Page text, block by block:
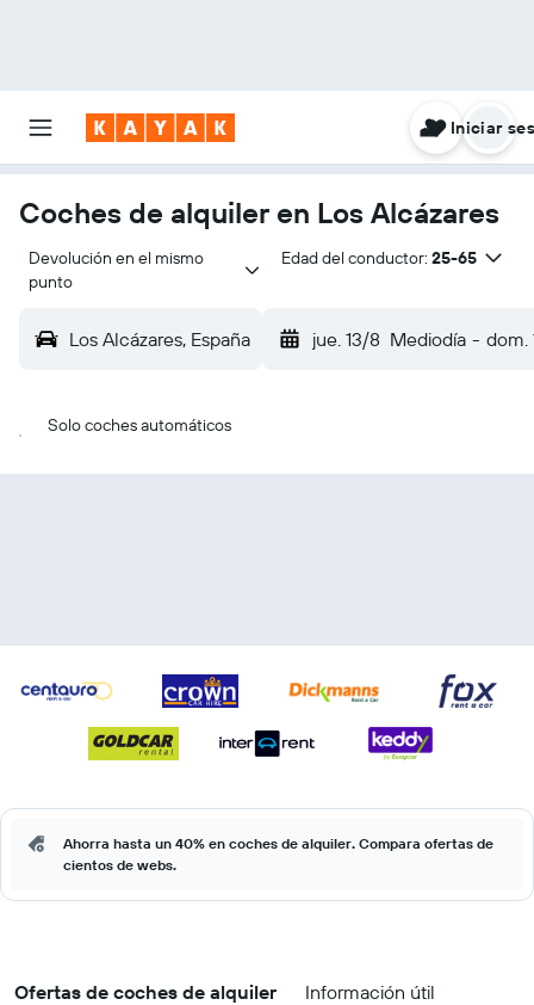
Iniciar
Coches de alquiler en Los Alcázares
Devolución en el mismo
punto
Edad del conductor: 25-65
Los Alcázares, España jue. 13/8 Mediodía - dom.
Solo coches automáticos
Ahorra hasta un 40% en coches de alquiler. Compara ofertas de
cientos de webs.
Ofertas de coches de alquiler Información útil